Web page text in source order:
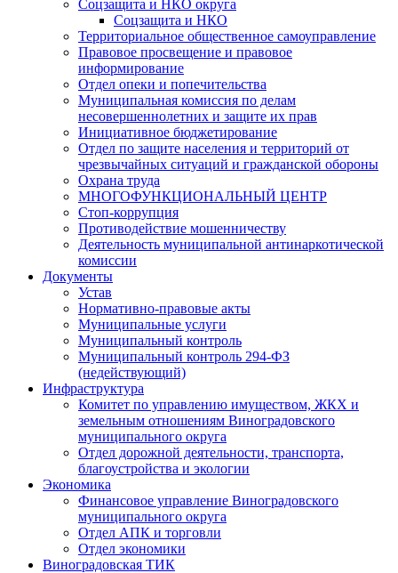
Соцзащита и НКО округа
Соцзащита и НКО
Территориальное общественное самоуправление
Правовое просвещение и правовое
информирование
Отдел опеки и попечительства
Муниципальная комиссия по делам
несовершеннолетних и защите их прав
Инициативное бюджетирование
Отдел по защите населения и территорий от
чрезвычайных ситуаций и гражданской обороны
Охрана труда
МНОГОФУНКЦИОНАЛЬНЫЙ ЦЕНТР
Стоп-коррупция
Противодействие мошенничеству
Деятельность муниципальной антинаркотической
комиссии
Документы
Устав
Нормативно-правовые акты
Муниципальные услуги
Муниципальный контроль
Муниципальный контроль 294-ФЗ
(недействующий)
Инфраструктура
Комитет по управлению имуществом, ЖКХ и
земельным отношениям Виноградовского
муниципального округа
Отдел дорожной деятельности, транспорта,
благоустройства и экологии
Экономика
Финансовое управление Виноградовского
муниципального округа
Отдел АПК и торговли
Отдел экономики
Виноградовская ТИК